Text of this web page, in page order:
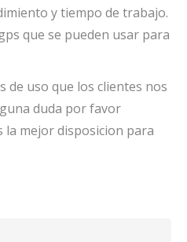
y tiempo de trabajo.
que se pueden usar para
de uso que los clientes nos
duda por favor
la mejor disposicion para